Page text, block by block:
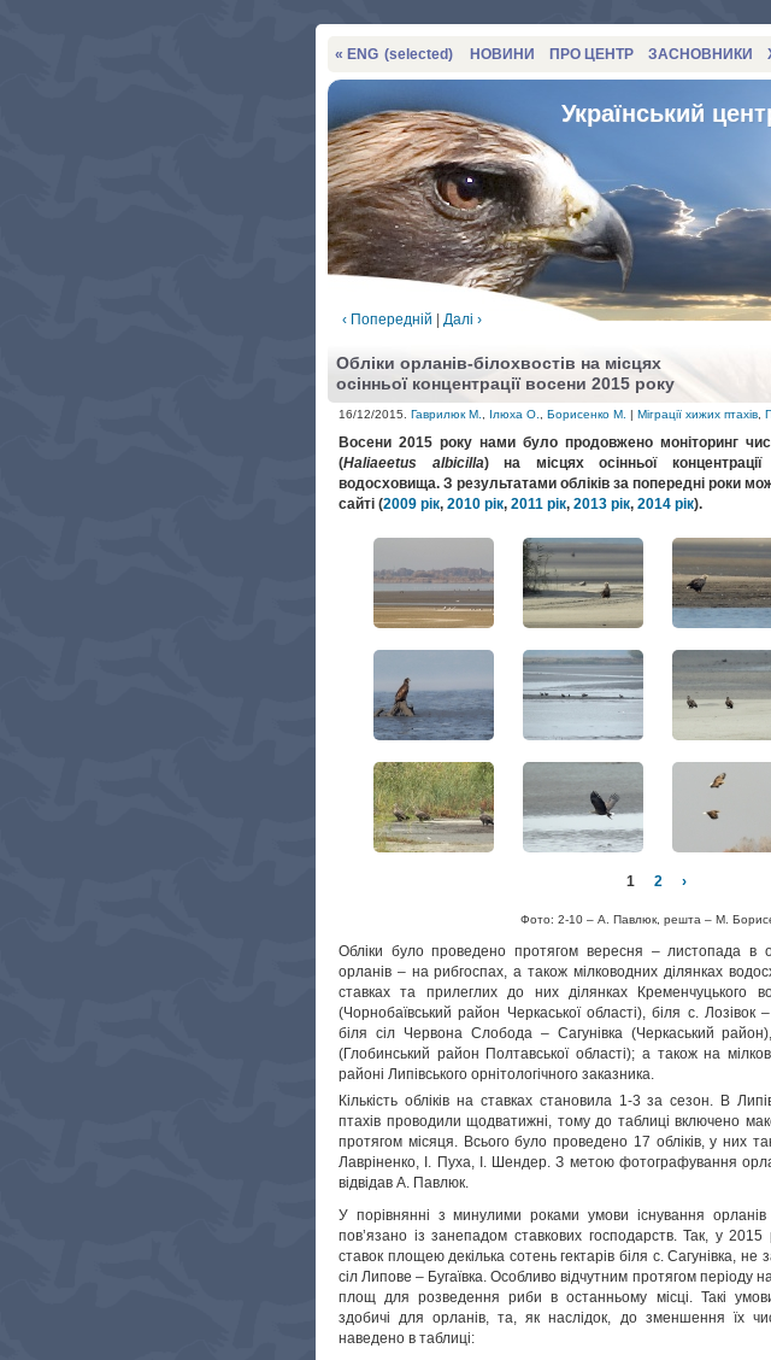
« ENG (selected) НОВИНИ ПРО ЦЕНТР ЗАСНОВНИКИ
Український
‹ Попередній Далі ›
Обліки орланів-білохвостів на місцях
осінньої концентрації восени 2015 року
16/12/2015. Гаврилюк М. Ілюха О. Борисенко М. | Міграції хижих птахів
Восени 2015 року нами було продовжено моніторинг
(Haliaeetus albicilla) на місцях осінньої
водосховища. З результатами обліків за попередні роки
сайті (2009 рік, 2010 рік, 2011 рік, 2013 рік, 2014 рік).
1 2 ›
Фото: 2-10 – А. Павлюк, решта – М.
Обліки було проведено протягом вересня – листопада в
орланів – на рибгоспах, а також мілководних ділянках
ставках та прилеглих до них ділянках Кременчуцького
(Чорнобаївський район Черкаської області), біля с. Лозівок
біля сіл Червона Слобода – Сагунівка (Черкаський
(Глобинський район Полтавської області); а також на
районі Липівського орнітологічного заказника.
Кількість обліків на ставках становила 1-3 за сезон. В
птахів проводили щодватижні, тому до таблиці включено
протягом місяця. Всього було проведено 17 обліків, у них
Лавріненко, І. Пуха, І. Шендер. З метою фотографування
відвідав А. Павлюк.
У порівнянні з минулими роками умови існування
пов’язано із занепадом ставкових господарств. Так, у
ставок площею декілька сотень гектарів біля с. Сагунівка, не
сіл Липове – Бугаївка. Особливо відчутним протягом періоду
площ для розведення риби в останньому місці. Такі
здобичі для орланів, та, як наслідок, до зменшення їх
наведено в таблиці: